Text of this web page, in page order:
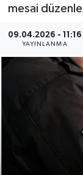
mesai
09.04.2026 - 11:16
YAYINLANMA
KÜLTÜR -
MAGAZİN
ÖZEL